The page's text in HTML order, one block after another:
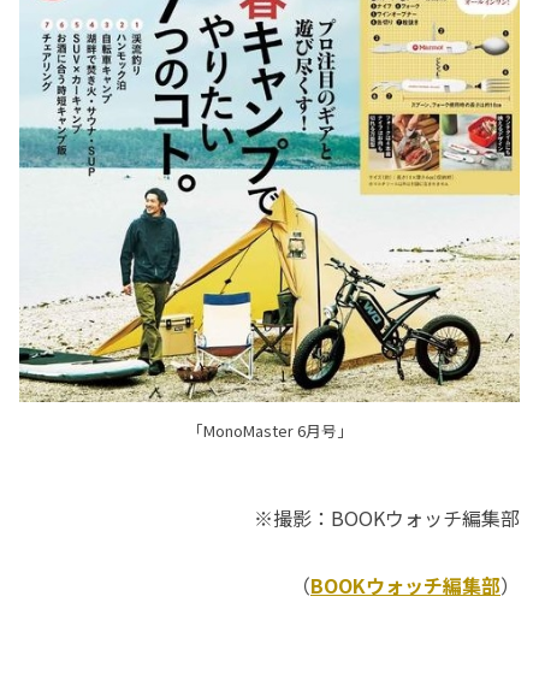
「MonoMaster 6月号」
※撮影：BOOKウォッチ編集部
（BOOKウォッチ編集部）